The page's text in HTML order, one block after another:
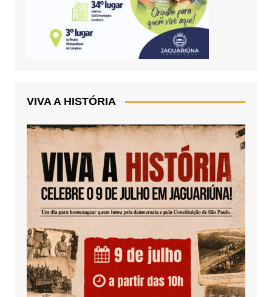
VIVA A HISTÓRIA